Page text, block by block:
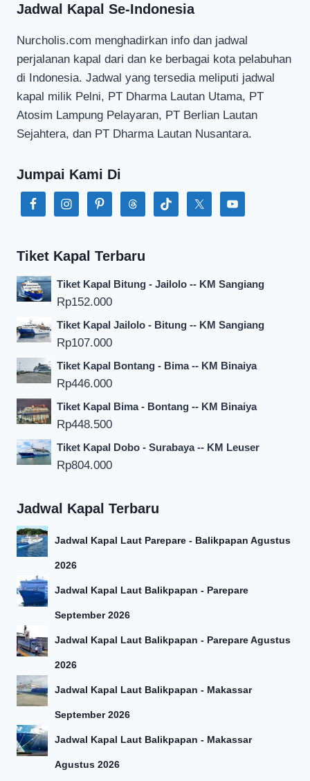
Jadwal Kapal Se-Indonesia
Nurcholis.com menghadirkan info dan jadwal
perjalanan kapal dari dan ke berbagai kota pelabuhan
di Indonesia. Jadwal yang tersedia meliputi jadwal
kapal milik Pelni, PT Dharma Lautan Utama, PT
Atosim Lampung Pelayaran, PT Berlian Lautan
Sejahtera, dan PT Dharma Lautan Nusantara.
Jumpai Kami Di
Tiket Kapal Terbaru
Tiket Kapal Bitung - Jailolo -- KM Sangiang
Rp152.000
Tiket Kapal Jailolo - Bitung -- KM Sangiang
Rp107.000
Tiket Kapal Bontang - Bima -- KM Binaiya
Rp446.000
Tiket Kapal Bima - Bontang -- KM Binaiya
Rp448.500
Tiket Kapal Dobo - Surabaya -- KM Leuser
Rp804.000
Jadwal Kapal Terbaru
Jadwal Kapal Laut Parepare - Balikpapan Agustus
2026
Jadwal Kapal Laut Balikpapan - Parepare
September 2026
Jadwal Kapal Laut Balikpapan - Parepare Agustus
2026
Jadwal Kapal Laut Balikpapan - Makassar
September 2026
Jadwal Kapal Laut Balikpapan - Makassar
Agustus 2026